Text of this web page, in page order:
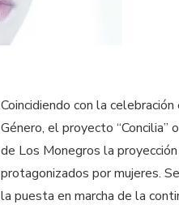
Coincidiendo con la
Género, el proyecto “Concilia”
de Los Monegros la
protagonizados por mujeres.
la puesta en marcha de la